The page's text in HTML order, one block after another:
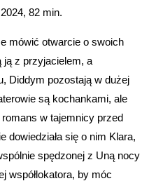
82 min.
mówić otwarcie o swoich
ją z przyjacielem, a
Diddym pozostają w dużej
są kochankami, ale
w tajemnicy przed
dowiedziała się o nim Klara,
spędzonej z Uną nocy
współlokatora, by móc